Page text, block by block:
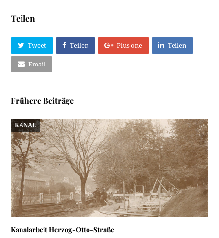
Teilen
Tweet Teilen Plus one Teilen
Email
Frühere Beiträge
KANAL
Kanalarbeit Herzog-Otto-Straße